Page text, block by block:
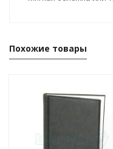
Похожие товары